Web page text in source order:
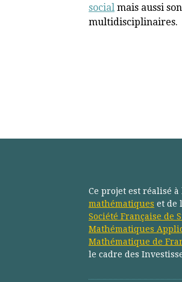
social mais aussi son
multidisciplinaires.
Ce projet est réalisé
mathématiques et de
Société Française de
Mathématiques
Mathématique de
le cadre des